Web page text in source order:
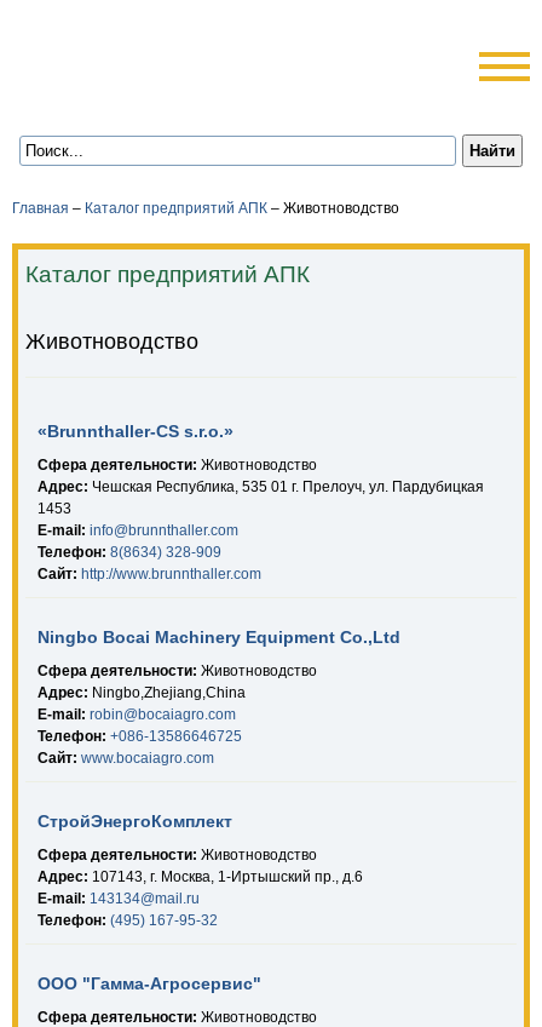
Главная – Каталог предприятий АПК – Животноводство
Каталог предприятий АПК
Животноводство
«Brunnthaller-CS s.r.o.»
Сфера деятельности: Животноводство
Адрес: Чешская Республика, 535 01 г. Прелоуч, ул. Пардубицкая
1453
E-mail: info@brunnthaller.com
Телефон: 8(8634) 328-909
Сайт: http://www.brunnthaller.com
Ningbo Bocai Machinery Equipment Co.,Ltd
Сфера деятельности: Животноводство
Адрес: Ningbo,Zhejiang,China
E-mail: robin@bocaiagro.com
Телефон: +086-13586646725
Сайт: www.bocaiagro.com
СтройЭнергоКомплект
Сфера деятельности: Животноводство
Адрес: 107143, г. Москва, 1-Иртышский пр., д.6
E-mail: 143134@mail.ru
Телефон: (495) 167-95-32
ООО "Гамма-Агросервис"
Сфера деятельности: Животноводство